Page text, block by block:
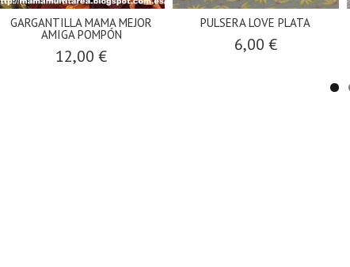
GARGANTILLA MAMA MEJOR
AMIGA POMPÓN
12,00 €
PULSERA LOVE PLATA
6,00 €